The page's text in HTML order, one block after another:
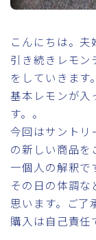
こんにちは。夫
引き続きレモン
をしていきます。
基本レモンが入
す。。
今回はサントリ
の新しい商品を
一個人の解釈で
その日の体調な
思います。ご了
購入は自己責任